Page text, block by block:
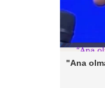
"Ana